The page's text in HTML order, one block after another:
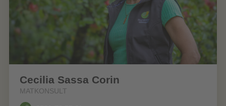
Cecilia Sassa Corin
MATKONSULT